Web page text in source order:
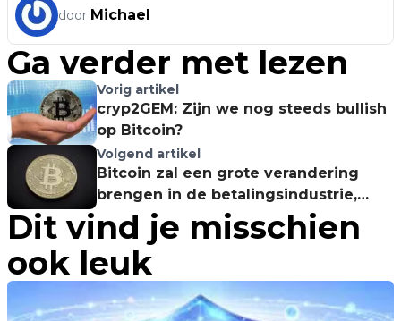
door Michael
Ga verder met lezen
Vorig artikel
cryp2GEM: Zijn we nog steeds bullish
op Bitcoin?
Volgend artikel
Bitcoin zal een grote verandering
brengen in de betalingsindustrie,
zegt Strike CEO
Dit vind je misschien
ook leuk